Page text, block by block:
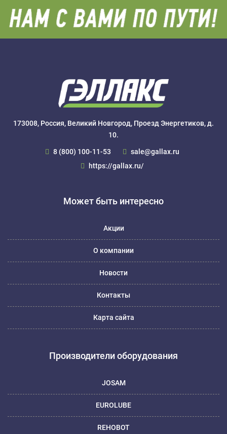
173008, Россия, Великий Новгород, Проезд Энергетиков, д.
10.
8 (800) 100-11-53
sale@gallax.ru
https://gallax.ru/
Может быть интересно
Акции
О компании
Новости
Контакты
Карта сайта
Производители оборудования
JOSAM
EUROLUBE
REHOBOT